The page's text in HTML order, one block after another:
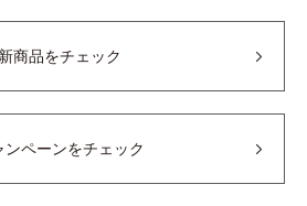
新商品をチェック
ンペーンをチェック